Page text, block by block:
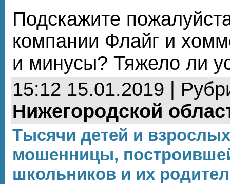
Подскажите
компании Флайг и
и минусы? Тяжело ли
15:12 15.01.2019 |
Нижегородской
Тысячи детей и
мошенницы,
школьников и их